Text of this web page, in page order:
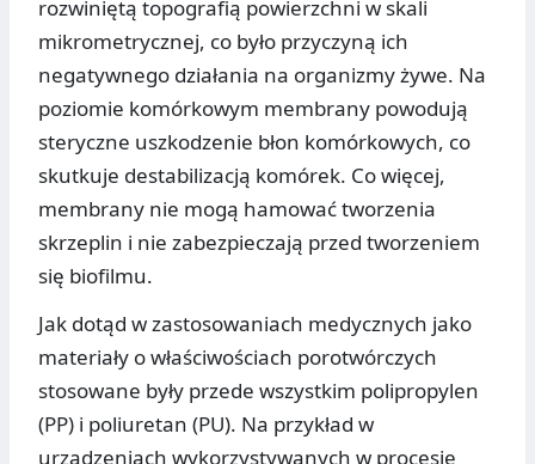
rozwiniętą topografią powierzchni w skali
mikrometrycznej, co było przyczyną ich
negatywnego działania na organizmy żywe. Na
poziomie komórkowym membrany powodują
steryczne uszkodzenie błon komórkowych, co
skutkuje destabilizacją komórek. Co więcej,
membrany nie mogą hamować tworzenia
skrzeplin i nie zabezpieczają przed tworzeniem
się biofilmu.
Jak dotąd w zastosowaniach medycznych jako
materiały o właściwościach porotwórczych
stosowane były przede wszystkim polipropylen
(PP) i poliuretan (PU). Na przykład w
urządzeniach wykorzystywanych w procesie